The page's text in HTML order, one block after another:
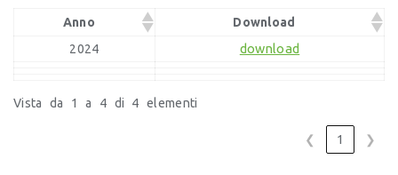
Anno
Download
2024
download
Vista da 1 a 4 di 4 elementi
❮ 1 ❯